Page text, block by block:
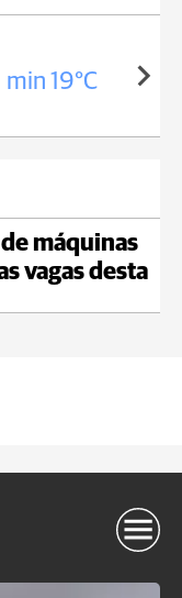
min 19°C
máquinas
vagas desta